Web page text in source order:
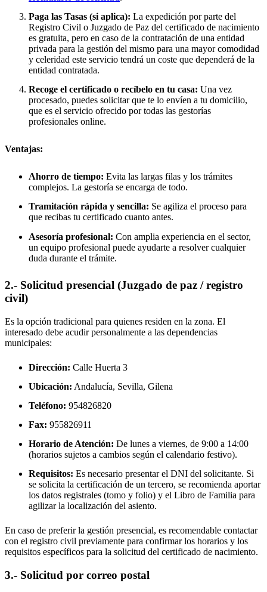
Paga las Tasas (si aplica): La expedición por parte del
Registro Civil o Juzgado de Paz del certificado de nacimiento
es gratuita, pero en caso de la contratación de una entidad
privada para la gestión del mismo para una mayor comodidad
y celeridad este servicio tendrá un coste que dependerá de la
entidad contratada.
Recoge el certificado o recíbelo en tu casa: Una vez
procesado, puedes solicitar que te lo envíen a tu domicilio,
que es el servicio ofrecido por todas las gestorías
profesionales online.
Ventajas:
Ahorro de tiempo: Evita las largas filas y los trámites
complejos. La gestoría se encarga de todo.
Tramitación rápida y sencilla: Se agiliza el proceso para
que recibas tu certificado cuanto antes.
Asesoría profesional: Con amplia experiencia en el sector,
un equipo profesional puede ayudarte a resolver cualquier
duda durante el trámite.
2.- Solicitud presencial (Juzgado de paz / registro
civil)
Es la opción tradicional para quienes residen en la zona. El
interesado debe acudir personalmente a las dependencias
municipales:
Dirección: Calle Huerta 3
Ubicación: Andalucía, Sevilla, Gilena
Teléfono: 954826820
Fax: 955826911
Horario de Atención: De lunes a viernes, de 9:00 a 14:00
(horarios sujetos a cambios según el calendario festivo).
Requisitos: Es necesario presentar el DNI del solicitante. Si
se solicita la certificación de un tercero, se recomienda aportar
los datos registrales (tomo y folio) y el Libro de Familia para
agilizar la localización del asiento.
En caso de preferir la gestión presencial, es recomendable contactar
con el registro civil previamente para confirmar los horarios y los
requisitos específicos para la solicitud del certificado de nacimiento.
3.- Solicitud por correo postal